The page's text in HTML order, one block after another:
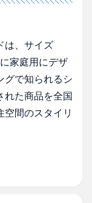
は、サイズ
家庭用にデザ
グで知られるシ
れた商品を全国
間のスタイリ